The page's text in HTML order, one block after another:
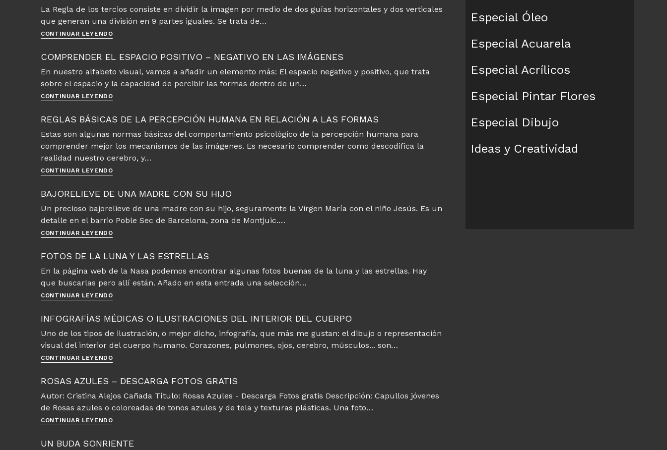
y
pintura
La Regla de los tercios consiste en dividir la imagen por medio de dos guías horizontales y dos verticales
que generan una división en 9 partes iguales. Se trata de…
CONTINUAR LEYENDOConocer
Regla
los
tercios
para
pinturas
COMPRENDER EL ESPACIO POSITIVO – NEGATIVO EN LAS IMÁGENES
En nuestro alfabeto visual, vamos a añadir un elemento más: El espacio negativo y positivo, que trata
sobre el espacio y la capacidad de percibir las formas dentro de un…
CONTINUAR LEYENDOComprender
espacio
–
negativo
en
imágenes
REGLAS BÁSICAS DE LA PERCEPCIÓN HUMANA EN RELACIÓN A LAS FORMAS
Estas son algunas normas básicas del comportamiento psicológico de la percepción humana para
comprender mejor los mecanismos de las imágenes. Es necesario comprender como descodifica la
realidad nuestro cerebro, y…
CONTINUAR LEYENDOReglas
de
percepción
humana
en
a
formas
BAJORELIEVE DE UNA MADRE CON SU HIJO
Un precioso bajorelieve de una madre con su hijo, seguramente la Virgen María con el niño Jesús. Es un
detalle en el barrio Poble Sec de Barcelona, zona de Montjuic.…
CONTINUAR LEYENDOBajorelieve
una
con
su
hijo
FOTOS DE LA LUNA Y LAS ESTRELLAS
En la página web de la Nasa podemos encontrar algunas fotos buenas de la luna y las estrellas. Hay
que buscarlas pero allí están. Añado en esta entrada una selección…
CONTINUAR LEYENDOFotos
la
y
las
estrellas
INFOGRAFÍAS MÉDICAS O ILUSTRACIONES DEL INTERIOR DEL CUERPO
Uno de los tipos de ilustración, o mejor dicho, infografía, que más me gustan: el dibujo o representación
visual del interior del cuerpo humano. Corazones, pulmones, ojos, cerebro, músculos... son…
CONTINUAR LEYENDOInfografías
del
interior
del
ROSAS AZULES – DESCARGA FOTOS GRATIS
Autor: Cristina Alejos Cañada Título: Rosas Azules - Descarga Fotos gratis Descripción: Capullos jóvenes
de Rosas azules o coloreadas de tonos azules y de tela y texturas plásticas. Una foto…
CONTINUAR LEYENDORosas
–
UN BUDA SONRIENTE
Especial Óleo
Especial Acuarela
Especial Acrílicos
Especial Pintar Flores
Especial Dibujo
Ideas y Creatividad